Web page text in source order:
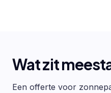
Wat zit
Een offerte voor